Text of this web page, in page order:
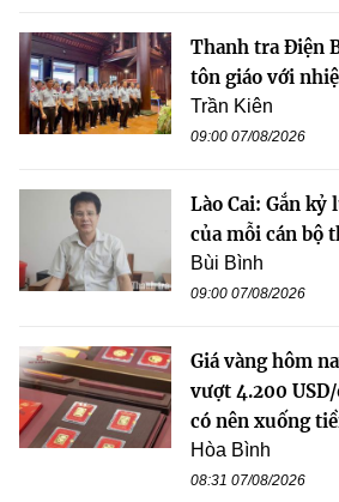
Thanh tra Điện
tôn giáo với
Trần Kiên
09:00 07/08/2026
Lào Cai: Gắn
của mỗi cán bộ
Bùi Bình
09:00 07/08/2026
Giá vàng hôm
vượt 4.200
có nên xuống
Hòa Bình
08:31 07/08/2026